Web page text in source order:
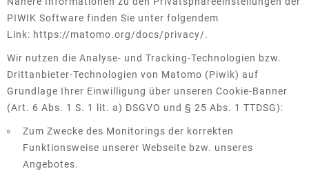
PIWIK Software finden Sie unter folgendem
Link: https://matomo.org/docs/privacy/.
Wir nutzen die Analyse- und Tracking-Technologien bzw.
Drittanbieter-Technologien von Matomo (Piwik) auf
Grundlage Ihrer Einwilligung über unseren Cookie-Banner
(Art. 6 Abs. 1 S. 1 lit. a) DSGVO und § 25 Abs. 1 TTDSG):
Zum Zwecke des Monitorings der korrekten
Funktionsweise unserer Webseite bzw. unseres
Angebotes.